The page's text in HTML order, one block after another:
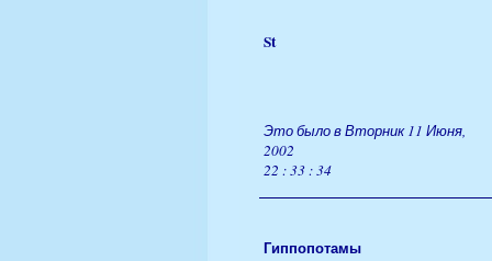
St
Это было в Вторник 11 Июня,
2002
22 : 33 : 34
Гиппопотамы